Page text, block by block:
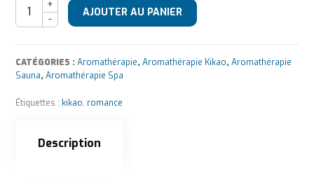
quantité de Kikao Parfum d'eau Romance
AJOUTER AU PANIER
CATÉGORIES :Aromathérapie,Aromathérapie Kikao,Aromathérapie
Sauna,Aromathérapie Spa
Étiquettes : kikao, romance
Description